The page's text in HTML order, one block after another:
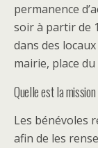
permanence
soir à partir de
dans des
mairie, place
Quelle est la
Les bénévoles
afin de les